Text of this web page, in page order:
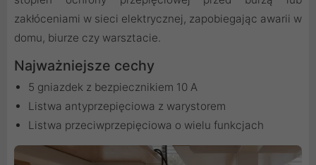
zakłóceniami w sieci elektrycznej, zapobiegając awarii w
domu, biurze czy warsztacie.
Najważniejsze cechy
5 gniazdek z bezpiecznikiem 10 A
Listwa antyprzepięciowa z warystorem
Listwa przeciwprzepięciowa o wielu funkcjach